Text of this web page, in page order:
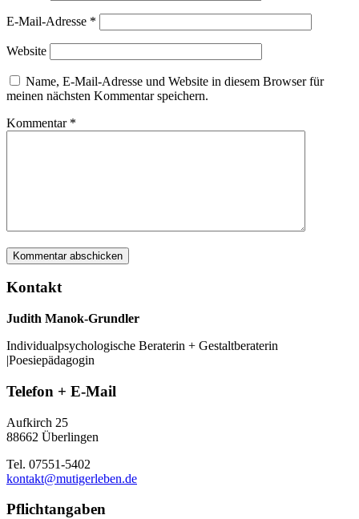
E-Mail-Adresse *
Website
Name, E-Mail-Adresse und Website in diesem Browser für
meinen nächsten Kommentar speichern.
Kommentar *
Kontakt
Judith Manok-Grundler
Individualpsychologische Beraterin + Gestaltberaterin
|Poesiepädagogin
Telefon + E-Mail
Aufkirch 25
88662 Überlingen
Tel. 07551-5402
kontakt@mutigerleben.de
Pflichtangaben